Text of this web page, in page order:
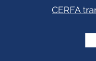
CERFA